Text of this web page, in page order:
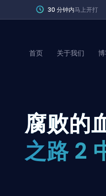
30 分钟内马上开打
Division Boost
Placements
首页 关于我们
腐败的
之路 2